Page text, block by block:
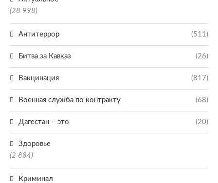
(28 998)
Антитеррор (511)
Битва за Кавказ (26)
Вакцинация (817)
Военная служба по контракту (68)
Дагестан – это (20)
Здоровье
(2 884)
Криминал